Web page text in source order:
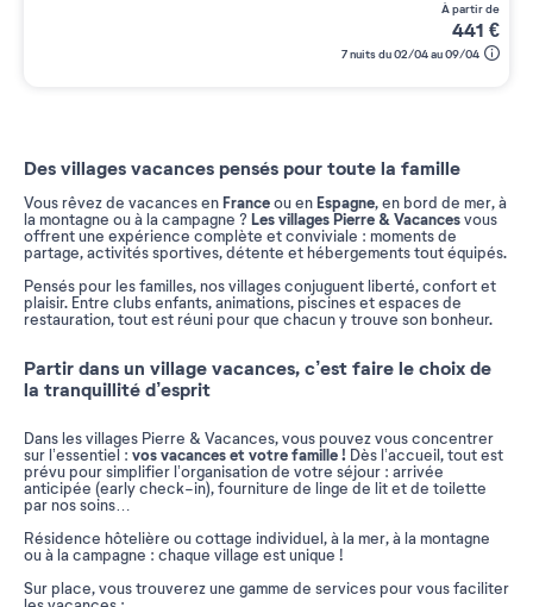
à partir de
441 €
7 nuits du 02/04 au 09/04
Des villages vacances pensés pour toute la famille
Vous rêvez de vacances enFranceou enEspagne, en bord de mer, à
la montagne ou à la campagne ? Les villages Pierre & Vacancesvous
offrent une expérience complète et conviviale : moments de
partage, activités sportives, détente et hébergements tout équipés.
Pensés pour les familles, nos villages conjuguent liberté, confort et
plaisir. Entre clubs enfants, animations, piscines et espaces de
restauration, tout est réuni pour que chacun y trouve son bonheur.
Partir dans un village vacances, c’est faire le choix de
la tranquillité d’esprit
Dans les villages Pierre & Vacances, vous pouvez vous concentrer
sur l’essentiel : vos vacances et votre famille ! Dès l’accueil, tout est
prévu pour simplifier l’organisation de votre séjour : arrivée
anticipée (early check-in), fourniture de linge de lit et de toilette
par nos soins…
Résidence hôtelière ou cottage individuel, à la mer, à la montagne
ou à la campagne : chaque village est unique !
Sur place, vous trouverez une gamme de services pour vous faciliter